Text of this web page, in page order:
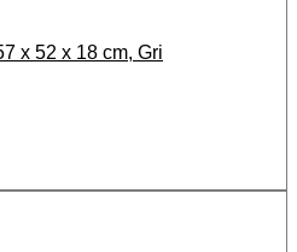
x 52 x 18 cm, Gri